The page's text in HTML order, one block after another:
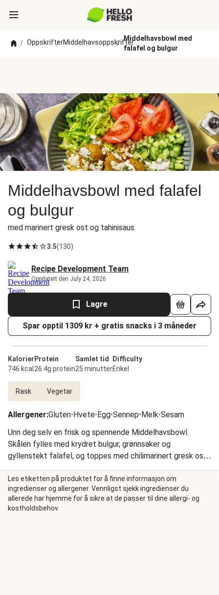
/ Oppskrifter
/ Middelhavsoppskrifter
/
Middelhavsbowl med
falafel og bulgur
Middelhavsbowl med falafel
og bulgur
med marinert gresk ost og tahinisaus
3.5(130)
Recipe Development Team
Oppdatert den July 24, 2026
Lagre
Spar opptil 1309 kr + gratis snacks i 3 måneder
Kalorier
746 kcal
Protein
26.4g protein
Samlet tid
25 minutter
Difficulty
Enkel
Rask Vegetar
Allergener:Gluten•Hvete•Egg•Sennep•Melk•Sesam
Unn deg selv en frisk og spennende Middelhavsbowl.
Skålen fylles med krydret bulgur, grønnsaker og
gyllenstekt falafel, og toppes med chilimarinert gresk ost,
en rund tahinisaus og et dryss persille.
Les etiketten på produktet for å finne informasjon om
ingredienser og allergener. Vennligst sjekk ingredienser du
allerede har hjemme for å sikre at de passer til dine allergi- og
kostholdsbehov.